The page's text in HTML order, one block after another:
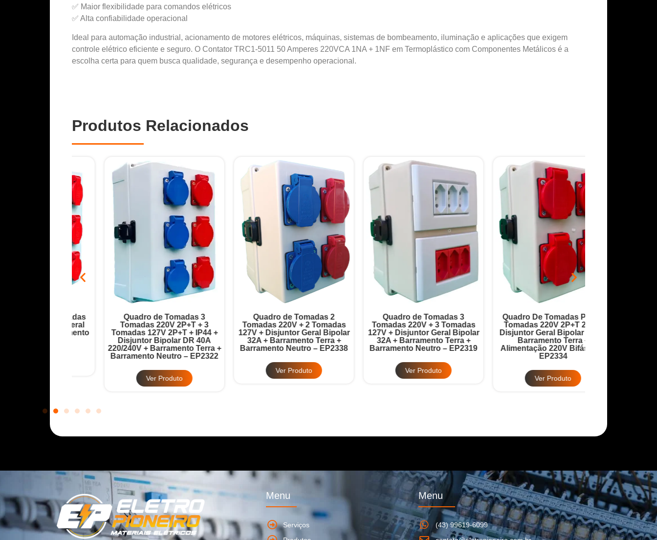
✅ Maior flexibilidade para comandos elétricos
✅ Alta confiabilidade operacional
Ideal para automação industrial, acionamento de motores elétricos, máquinas, sistemas de bombeamento, iluminação e aplicações que exigem
controle elétrico eficiente e seguro. O Contator TRC1-5011 50 Amperes 220VCA 1NA + 1NF em Termoplástico com Componentes Metálicos é a
escolha certa para quem busca qualidade, segurança e desempenho operacional.
Produtos Relacionados
Quadro de Tomadas 3
Tomadas 220V 2P+T + 3
Tomadas 127V 2P+T + IP44 +
Disjuntor Bipolar DR 40A
220/240V + Barramento Terra +
Barramento Neutro – EP2322
Ver Produto
Quadro de Tomadas 2
Tomadas 220V + 2 Tomadas
127V + Disjuntor Geral Bipolar
32A + Barramento Terra +
Barramento Neutro – EP2338
Ver Produto
Quadro de Tomadas 3
Tomadas 220V + 3 Tomadas
127V + Disjuntor Geral Bipolar
32A + Barramento Terra +
Barramento Neutro – EP2319
Ver Produto
Quadro De Tomadas PVC 4
Tomadas 220V 2P+T 20A +
Disjuntor Geral Bipolar 32A +
Barramento Terra +
Alimentação 220V Bifásico –
Ver Produto
Menu
Serviços
Menu
(43) 99619-6099